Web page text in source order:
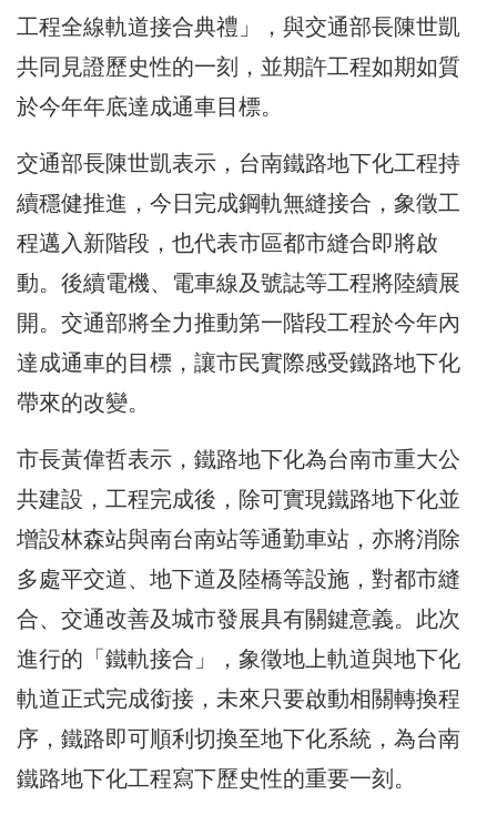
工程全線軌道接合典禮」，與交通部長陳世凱
共同見證歷史性的一刻，並期許工程如期如質
於今年年底達成通車目標。
交通部長陳世凱表示，台南鐵路地下化工程持
續穩健推進，今日完成鋼軌無縫接合，象徵工
程邁入新階段，也代表市區都市縫合即將啟
動。後續電機、電車線及號誌等工程將陸續展
開。交通部將全力推動第一階段工程於今年內
達成通車的目標，讓市民實際感受鐵路地下化
帶來的改變。
市長黃偉哲表示，鐵路地下化為台南市重大公
共建設，工程完成後，除可實現鐵路地下化並
增設林森站與南台南站等通勤車站，亦將消除
多處平交道、地下道及陸橋等設施，對都市縫
合、交通改善及城市發展具有關鍵意義。此次
進行的「鐵軌接合」，象徵地上軌道與地下化
軌道正式完成銜接，未來只要啟動相關轉換程
序，鐵路即可順利切換至地下化系統，為台南
鐵路地下化工程寫下歷史性的重要一刻。